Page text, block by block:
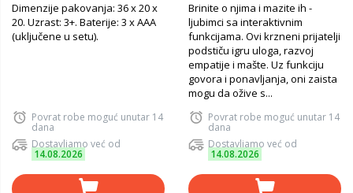
Dimenzije pakovanja: 36 x 20 x
20. Uzrast: 3+. Baterije: 3 x AAA
(uključene u setu).
Povrat robe moguć unutar 14
dana
Dostavljamo već od
14.08.2026
Brinite o njima i mazite ih -
ljubimci sa interaktivnim
funkcijama. Ovi krzneni prijatelji
podstiču igru uloga, razvoj
empatije i mašte. Uz funkciju
govora i ponavljanja, oni zaista
mogu da ožive s...
Povrat robe moguć unutar 14
dana
Dostavljamo već od
14.08.2026